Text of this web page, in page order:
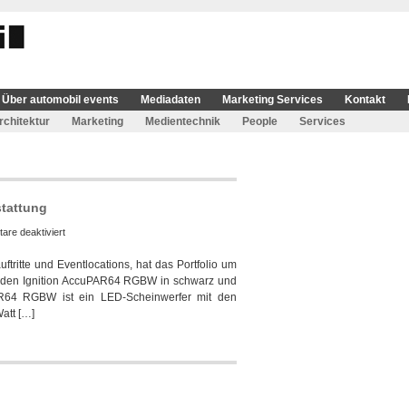
Über automobil events Mediadaten Marketing Services Kontakt
Marketing Medientechnik People Services
deaktiviertfür
Event
investiert
in
und Eventlocations, hat das Portfolio um
Ignition AccuPAR64 RGBW in schwarz und
RGBW ist ein LED-Scheinwerfer mit den
[…]